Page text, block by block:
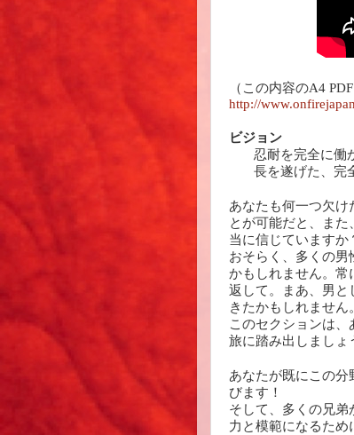
（この内容のA4
http://
ビジョン
忍耐を完全に働
長を遂げた、完
あなたも何一つ欠け
とが可能だと、ま
当に信じていますか
おそらく、多くの男
かもしれません。常
返して。まあ、男と
きたかもしれません。
このセクションは
旅に踏み出しましょ
あなたが既にこの
びます！
そして、多くの兄
力と模範になるた